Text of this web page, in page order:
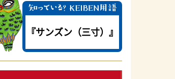
『サンズン（三寸）』